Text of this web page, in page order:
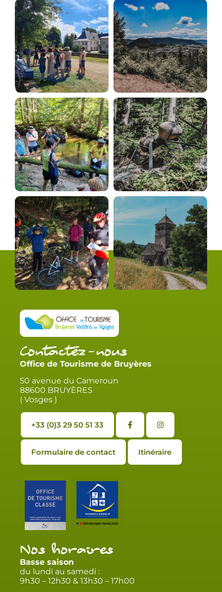
Contactez-nous
Office de Tourisme de Bruyères
50 avenue du Cameroun
88600 BRUYÈRES
( Vosges )
+33 (0)3 29 50 51 33
Formulaire de contact Itinéraire
Nos horaires
Basse saison
du lundi au samedi :
9h30 – 12h30 & 13h30 – 17h00